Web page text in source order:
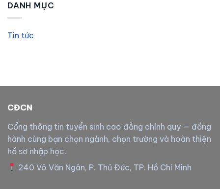
DANH MỤC
Tin tức
CĐCN
Cổng thông tin tuyển sinh cao đẳng chính quy — đồng
hành cùng bạn chọn ngành, chọn trường và hoàn thiện
hồ sơ nhập học.
240 Võ Văn Ngân, P. Thủ Đức, TP. Hồ Chí Minh